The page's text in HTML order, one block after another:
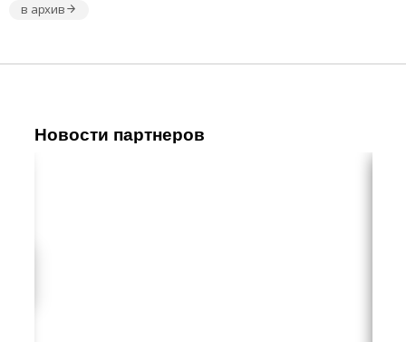
в архив
Новости партнеров